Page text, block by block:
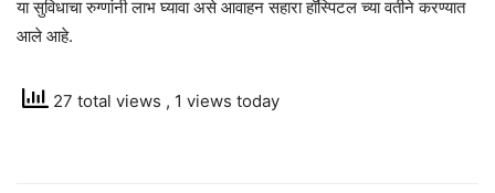
या सुविधाचा रुग्णांनी लाभ घ्यावा असे आवाहन सहारा हॉस्पिटल च्या वतीने करण्यात
आले आहे.
27 total views , 1 views today